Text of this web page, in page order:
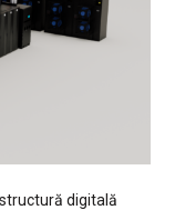
digitală